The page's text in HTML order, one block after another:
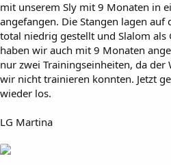
mit unserem Sly mit 9 Monaten in
angefangen. Die Stangen lagen auf
total niedrig gestellt und Slalom als
haben wir auch mit 9 Monaten
nur zwei Trainingseinheiten, da der
wir nicht trainieren konnten. Jetzt
wieder los.
LG Martina